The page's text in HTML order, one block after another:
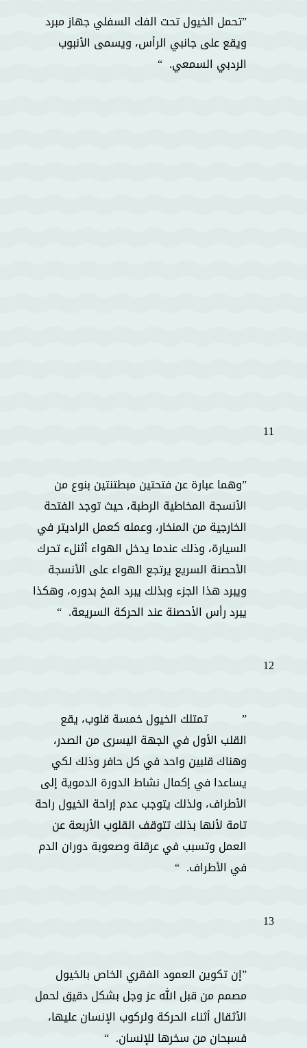
تحمل الخيول تحت الفك السفلي جهاز مبرد
ويقع على جانبي الرأس، ويسمى الأنبوب
الردبي السمعي.
11
وهما عبارة عن فتحتين مبطتنتين بنوع من
الأنسجة المخاطية الرطبة، حيث توجد الفتحة
الخارجية من المنخار، وعمله كعمل الراديتر في
السيارة، وذلك عندما يدخل الهواء أثنلء تحرك
الأحصنة السريع يرتجع الهواء على الأنسجة
ويبرد هذا الجزء وبذلك يبرد المخ بدوره، وهكذا
يبرد رأس الأحصنة عند الحركة السريعة.
12
تمتلك الخيول خمسة قلوب، يقع
القلب الأول في الجهة اليسرى من الصدر،
وهناك قلبين واحد في كل حافر وذلك لكي
يساعدا في إكمال نشاط الدورة الدموية إلى
الأطراف، ولذلك يتوجب عدم إراحة الخيول راحة
تامة لأنها بذلك تتوقف القلوب الأربعة عن
العمل وتسبب في عرقلة وصعوبة دوران الدم
في الأطراف.
13
إن تكوين العمود الفقري الخاص بالخيول
مصمم من قبل الله عز وجل بشكل دقيق لحمل
الأثقال أثناء الحركة ولركوب الإنسان عليها،
فسبحان من سخرها للإنسان.